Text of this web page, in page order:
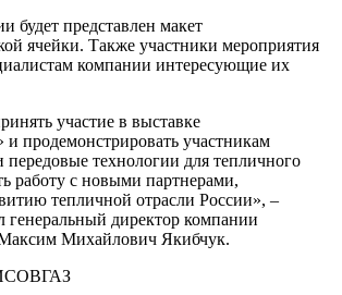
будет представлен макет
ячейки. Также участники мероприятия
компании интересующие их
участие в выставке
участникам
технологии для тепличного
работу с новыми партнерами,
тепличной отрасли России», –
генеральный директор компании
Михайлович Якибчук.